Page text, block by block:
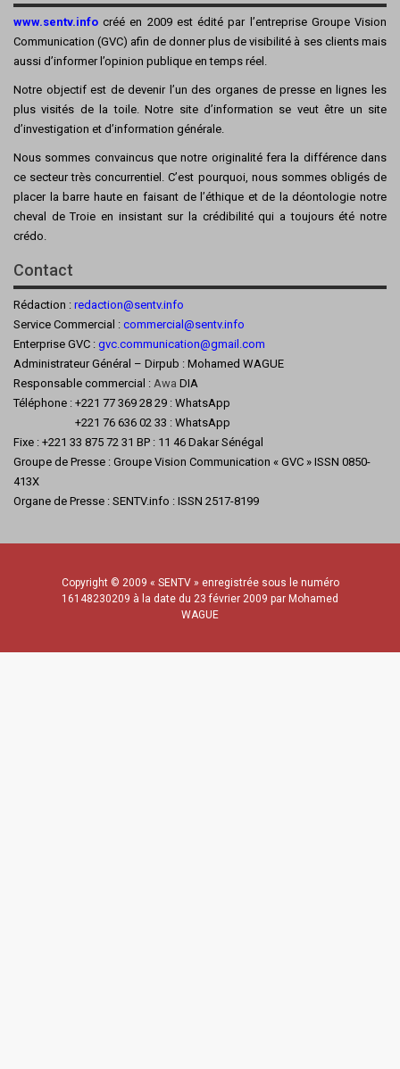
www.sentv.info créé en 2009 est édité par l’entreprise Groupe Vision
Communication (GVC) afin de donner plus de visibilité à ses clients mais
aussi d’informer l’opinion publique en temps réel.
Notre objectif est de devenir l’un des organes de presse en lignes les
plus visités de la toile. Notre site d’information se veut être un site
d’investigation et d’information générale.
Nous sommes convaincus que notre originalité fera la différence dans
ce secteur très concurrentiel. C’est pourquoi, nous sommes obligés de
placer la barre haute en faisant de l’éthique et de la déontologie notre
cheval de Troie en insistant sur la crédibilité qui a toujours été notre
crédo.
Contact
Rédaction : redaction@sentv.info
Service Commercial : commercial@sentv.info
Enterprise GVC : gvc.communication@gmail.com
Administrateur Général – Dirpub : Mohamed WAGUE
Responsable commercial : Awa DIA
Téléphone : +221 77 369 28 29 : WhatsApp
+221 76 636 02 33 : WhatsApp
Fixe : +221 33 875 72 31 BP : 11 46 Dakar Sénégal
Groupe de Presse : Groupe Vision Communication « GVC » ISSN 0850-
413X
Organe de Presse : SENTV.info : ISSN 2517-8199
Copyright © 2009 « SENTV » enregistrée sous le numéro
16148230209 à la date du 23 février 2009 par Mohamed
WAGUE